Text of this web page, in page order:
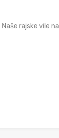
rajske vile na